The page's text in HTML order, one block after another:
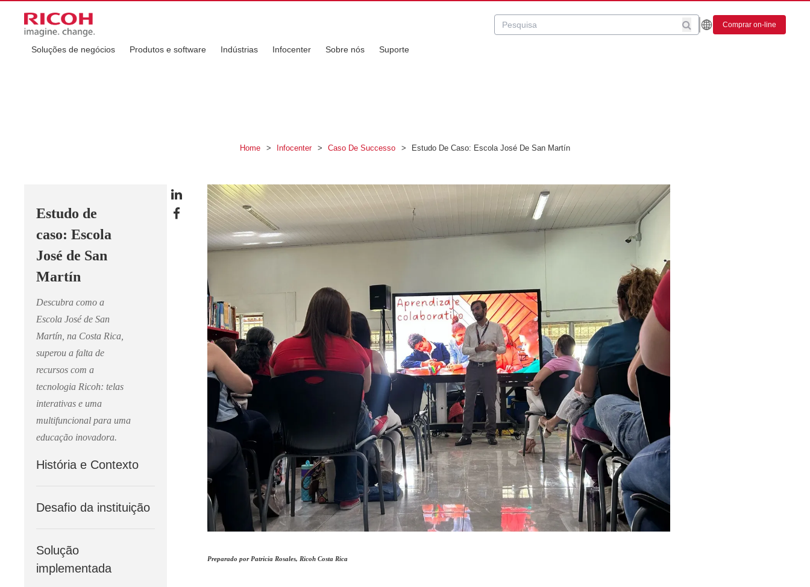
Comprar on-line
Soluções de negócios Produtos e software Indústrias Infocenter Sobre nós Suporte
Home > Infocenter > Caso De Successo > Estudo De Caso: Escola José De San Martín
Estudo de
caso: Escola
José de San
Martín
Descubra como a
Escola José de San
Martín, na Costa Rica,
superou a falta de
recursos com a
tecnologia Ricoh: telas
interativas e uma
multifuncional para uma
educação inovadora.
História e Contexto
Desafio da instituição
Solução
implementada
Preparado por Patricia Rosales, Ricoh Costa Rica